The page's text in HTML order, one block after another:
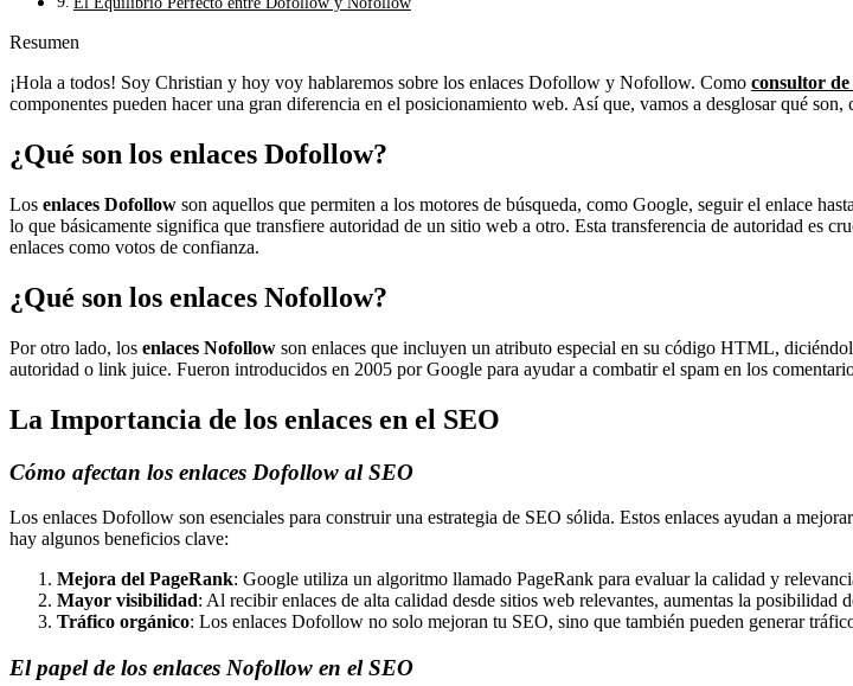
Resumen
¡Hola a todos! Soy Christian y hoy voy hablaremos sobre los enlaces Dofollow y Nofollow. Como consultor
componentes pueden hacer una gran diferencia en el posicionamiento web. Así que, vamos a desglosar qué
¿Qué son los enlaces Dofollow?
Los enlaces Dofollow son aquellos que permiten a los motores de búsqueda, como Google, seguir el enlace
lo que básicamente significa que transfiere autoridad de un sitio web a otro. Esta transferencia de autoridad es
enlaces como votos de confianza.
¿Qué son los enlaces Nofollow?
Por otro lado, los enlaces Nofollow son enlaces que incluyen un atributo especial en su código HTML,
autoridad o link juice. Fueron introducidos en 2005 por Google para ayudar a combatir el spam en los
La Importancia de los enlaces en el SEO
Cómo afectan los enlaces Dofollow al SEO
Los enlaces Dofollow son esenciales para construir una estrategia de SEO sólida. Estos enlaces ayudan a
hay algunos beneficios clave:
Mejora del PageRank: Google utiliza un algoritmo llamado PageRank para evaluar la calidad y
Mayor visibilidad: Al recibir enlaces de alta calidad desde sitios web relevantes, aumentas la posibilidad
Tráfico orgánico: Los enlaces Dofollow no solo mejoran tu SEO, sino que también pueden generar
El papel de los enlaces Nofollow en el SEO